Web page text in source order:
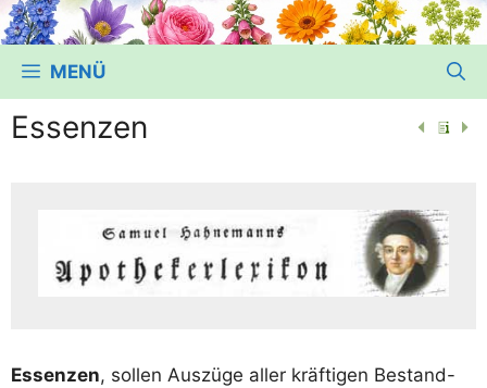
MENÜ
Essenzen
Essen­zen, sol­len Aus­zü­ge aller kräf­ti­gen Bestand-